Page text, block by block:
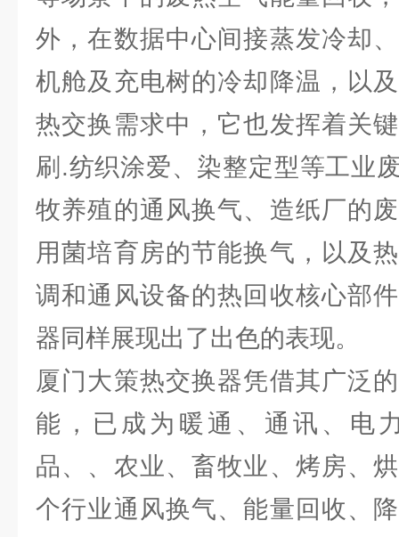
外，在数据中心间接蒸发冷却
机舱及充电树的冷却降温，以
热交换需求中，它也发挥着关
刷.纺织涂爱、染整定型等工业
牧养殖的通风换气、造纸厂的
用菌培育房的节能换气，以及
调和通风设备的热回收核心部
器同样展现出了出色的表现。
厦门大策热交换器凭借其广泛
能，已成为暖通、通讯、电
品、、农业、畜牧业、烤房、
个行业通风换气、能量回收、